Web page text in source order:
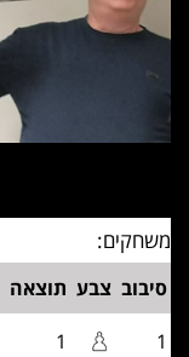
משחקים:
סיבוב צבע תוצאה
1
1